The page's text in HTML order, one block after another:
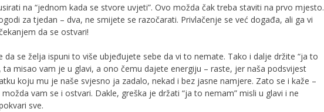
na “jednom kada se stvore uvjeti”. Ovo možda čak treba staviti na prvo mjesto.
za tjedan – dva, ne smijete se razočarati. Privlačenje se već događa, ali ga vi
da se ostvari!
da se želja ispuni to više ubjeđujete sebe da vi to nemate. Tako i dalje držite “ja to
ta misao vam je u glavi, a ono čemu dajete energiju – raste, jer naša podsvijest
koju mu je naše svjesno ja zadalo, nekad i bez jasne namjere. Zato se i kaže –
vam se i ostvari. Dakle, greška je držati “ja to nemam” misli u glavi i ne
sve.